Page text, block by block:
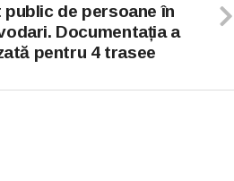
de persoane în
Documentația a
pentru 4 trasee